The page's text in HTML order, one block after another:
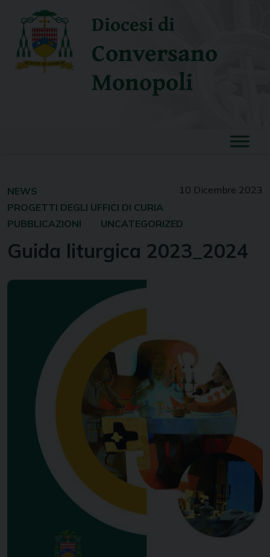
content
Diocesi di
Conversano
Monopoli
10 Dicembre 2023
NEWS
PROGETTI DEGLI UFFICI DI CURIA
PUBBLICAZIONI
UNCATEGORIZED
Guida liturgica 2023_2024